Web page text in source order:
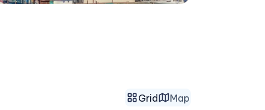
Grid Map